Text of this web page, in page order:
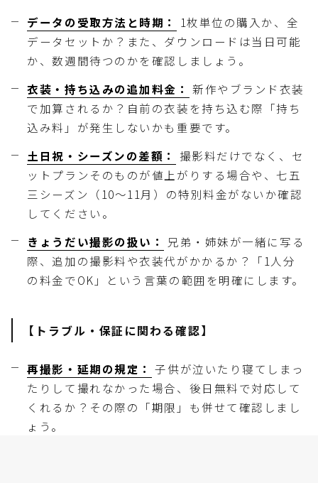
データの受取方法と時期：
1枚単位の購入か、全
データセットか？また、ダウンロードは当日可能
か、数週間待つのかを確認しましょう。
衣装・持ち込みの追加料金： 新作やブランド衣装
で加算されるか？自前の衣装を持ち込む際「持ち
込み料」が発生しないかも重要です。
土日祝・シーズンの差額：
撮影料だけでなく、セ
ットプランそのものが値上がりする場合や、七五
三シーズン（10〜11月）の特別料金がないか確認
してください。
きょうだい撮影の扱い：
兄弟・姉妹が一緒に写る
際、追加の撮影料や衣装代がかかるか？「1人分
の料金でOK」という言葉の範囲を明確にします。
【トラブル・保証に関わる確認】
再撮影・延期の規定： 子供が泣いたり寝てしまっ
たりして撮れなかった場合、後日無料で対応して
くれるか？その際の「期限」も併せて確認しまし
ょう。